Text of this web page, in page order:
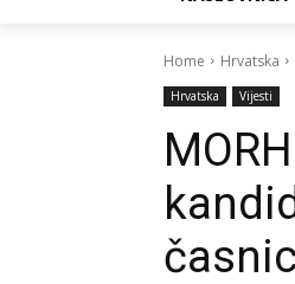
Home Hrvatska
Hrvatska Vijesti